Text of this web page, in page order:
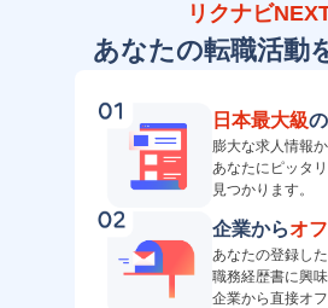
リクナビ
あなたの転職活動
日本最大級
膨大な求人情報
あなたにピッタ
見つかります。
企業からオ
あなたの登録し
職務経歴書に興
企業から直接オ